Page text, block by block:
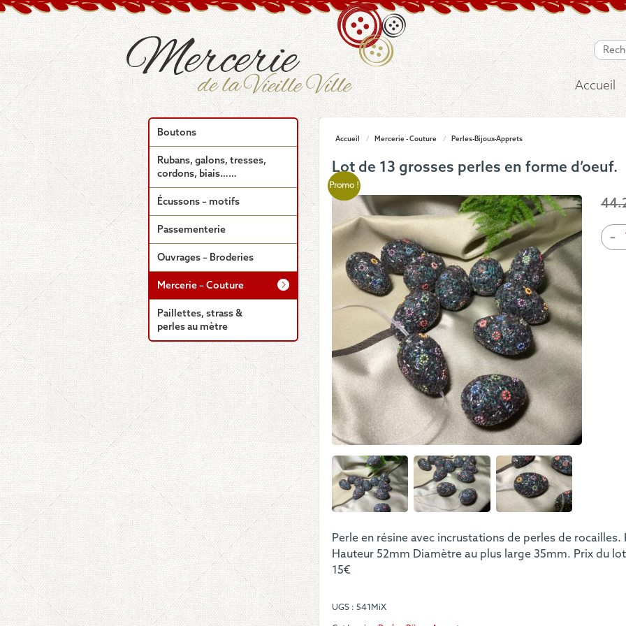
Accueil
Accueil / Mercerie - Couture / Perles-Bijoux-Apprets
Lot de 13 grosses perles en forme d’oeuf.
Promo !
-
de
Perle en résine avec incrustations de perles de rocailles.
Hauteur 52mm Diamètre au plus large 35mm. Prix du
15€
UGS : 541MiX
Boutons
Rubans, galons, tresses,
cordons, biais……
Écussons – motifs
Passementerie
Ouvrages – Broderies
Mercerie – Couture
Paillettes, strass &
perles au mètre